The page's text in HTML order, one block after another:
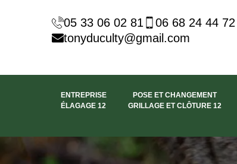
05 33 06 02 81
06 68 24 44 72
tonyduculty@gmail.com
ENTREPRISE
ÉLAGAGE 12
POSE ET CHANGEMENT
GRILLAGE ET CLÔTURE 12